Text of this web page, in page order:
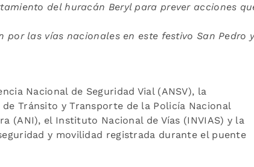
del huracán Beryl para prever acciones
por las vías nacionales en este festivo San Pedro
Nacional de Seguridad Vial (ANSV), la
Tránsito y Transporte de la Policía Nacional
(ANI), el Instituto Nacional de Vías (INVIAS) y la
y movilidad registrada durante el puente